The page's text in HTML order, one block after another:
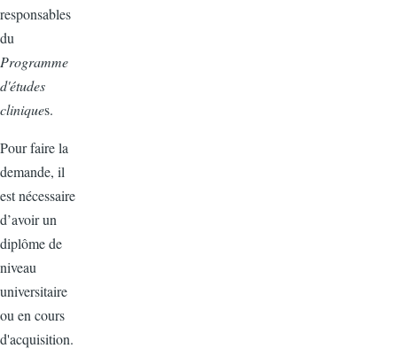
responsables
du
Programme
d'études
cliniques.
Pour faire la
demande, il
est nécessaire
d’avoir un
diplôme de
niveau
universitaire
ou en cours
d'acquisition.